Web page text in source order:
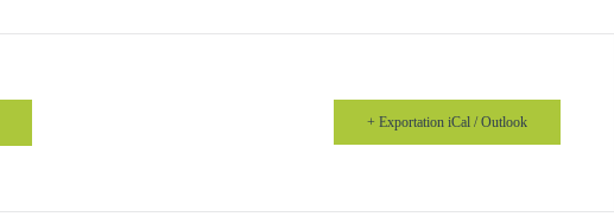
+ Exportation iCal / Outlook